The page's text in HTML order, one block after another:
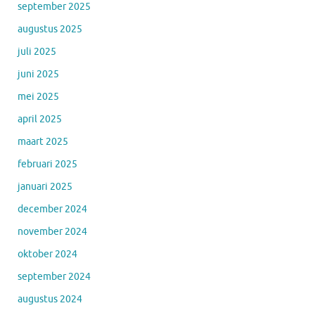
september 2025
augustus 2025
juli 2025
juni 2025
mei 2025
april 2025
maart 2025
februari 2025
januari 2025
december 2024
november 2024
oktober 2024
september 2024
augustus 2024